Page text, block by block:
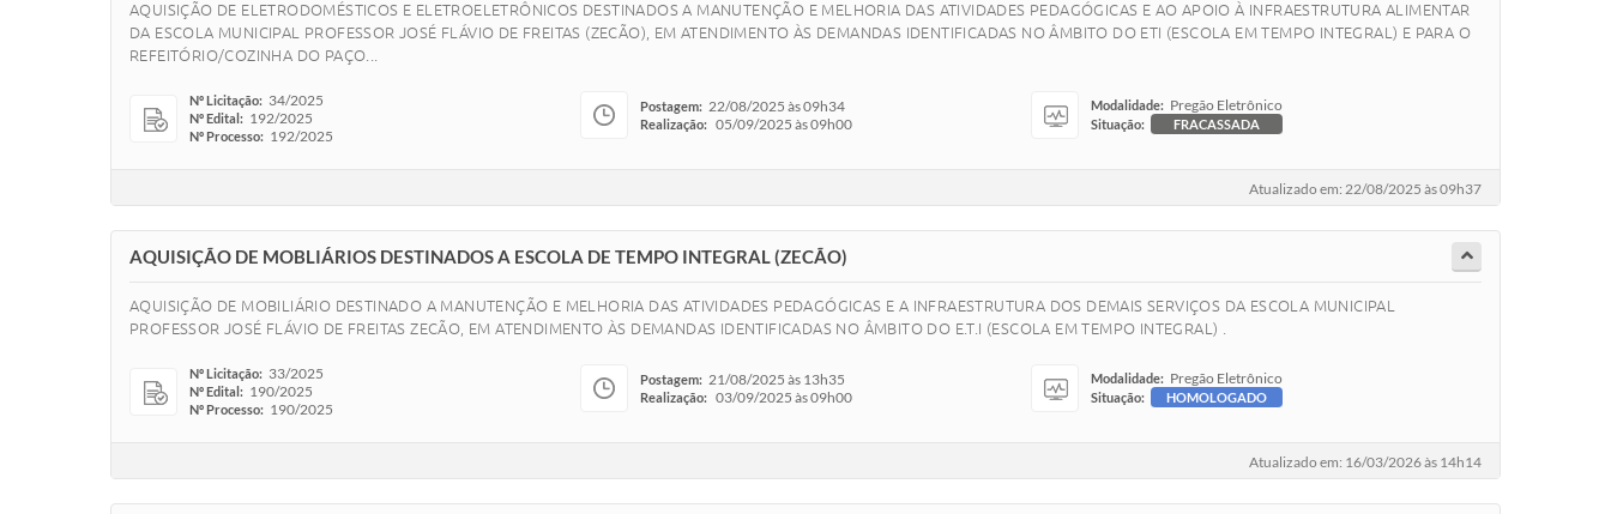
AQUISIÇÃO DE ELETRODOMÉSTICOS E ELETROELETRÔNICOS DESTINADOS A MANUTENÇÃO E MELHORIA DAS ATIVIDADES PEDAGÓGICAS E AO APOIO À INFRAESTRUTURA ALIMENTAR
DA ESCOLA MUNICIPAL PROFESSOR JOSÉ FLÁVIO DE FREITAS (ZECÃO), EM ATENDIMENTO ÀS DEMANDAS IDENTIFICADAS NO ÂMBITO DO ETI (ESCOLA EM TEMPO INTEGRAL) E PARA O
REFEITÓRIO/COZINHA DO PAÇO...
Nº Licitação: 34/2025
Nº Edital: 192/2025
Nº Processo: 192/2025
Postagem: 22/08/2025 às 09h34
Realização: 05/09/2025 às 09h00
Modalidade: Pregão Eletrônico
Situação: FRACASSADA
Atualizado em: 22/08/2025 às 09h37
AQUISIÇÃO DE MOBLIÁRIOS DESTINADOS A ESCOLA DE TEMPO INTEGRAL (ZECÃO)
AQUISIÇÃO DE MOBILIÁRIO DESTINADO A MANUTENÇÃO E MELHORIA DAS ATIVIDADES PEDAGÓGICAS E A INFRAESTRUTURA DOS DEMAIS SERVIÇOS DA ESCOLA MUNICIPAL
PROFESSOR JOSÉ FLÁVIO DE FREITAS ZECÃO, EM ATENDIMENTO ÀS DEMANDAS IDENTIFICADAS NO ÂMBITO DO E.T.I (ESCOLA EM TEMPO INTEGRAL) .
Nº Licitação: 33/2025
Nº Edital: 190/2025
Nº Processo: 190/2025
Postagem: 21/08/2025 às 13h35
Realização: 03/09/2025 às 09h00
Modalidade: Pregão Eletrônico
Situação: HOMOLOGADO
Atualizado em: 16/03/2026 às 14h14